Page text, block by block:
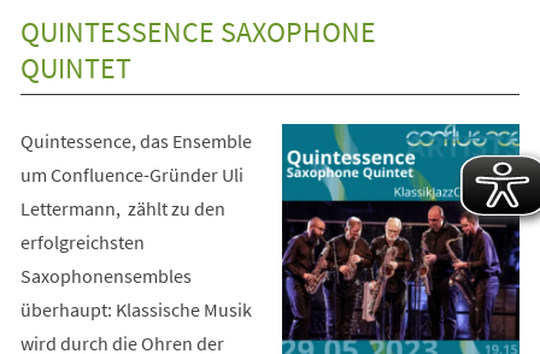
neuen
Tab)
QUINTESSENCE SAXOPHONE
QUINTET
Quintessence, das Ensemble
um Confluence-Gründer Uli
Lettermann, zählt zu den
erfolgreichsten
Saxophonensembles
überhaupt: Klassische Musik
wird durch die Ohren der